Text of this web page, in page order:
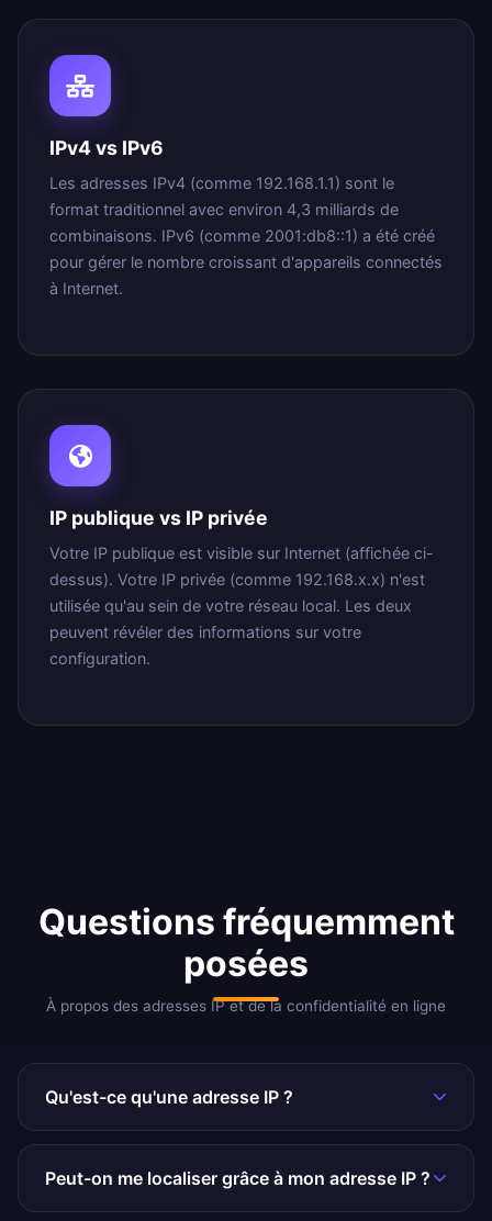
IPv4 vs IPv6
Les adresses IPv4 (comme 192.168.1.1) sont le
format traditionnel avec environ 4,3 milliards de
combinaisons. IPv6 (comme 2001:db8::1) a été créé
pour gérer le nombre croissant d'appareils connectés
à Internet.
IP publique vs IP privée
Votre IP publique est visible sur Internet (affichée ci-
dessus). Votre IP privée (comme 192.168.x.x) n'est
utilisée qu'au sein de votre réseau local. Les deux
peuvent révéler des informations sur votre
configuration.
Questions fréquemment
posées
À propos des adresses IP et de la confidentialité en ligne
Qu'est-ce qu'une adresse IP ?
Une adresse IP (Internet Protocol) est un identifiant
numérique unique attribué à chaque appareil connecté à
Internet. Elle remplit deux fonctions principales : identifier
Peut-on me localiser grâce à mon adresse IP ?